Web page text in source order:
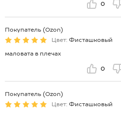
0
Покупатель (Ozon)
Цвет: Фисташковый
маловата в плечах
0
Покупатель (Ozon)
Цвет: Фисташковый